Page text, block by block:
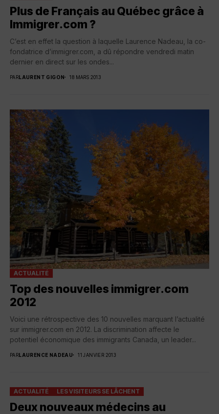
Plus de Français au Québec grâce à
Immigrer.com ?
C’est en effet la question à laquelle Laurence Nadeau, la co-
fondatrice d’immigrer.com, a dû répondre vendredi matin
dernier en direct sur les ondes...
PAR LAURENT GIGON 18 MARS 2013
ACTUALITÉ
Top des nouvelles immigrer.com
2012
Voici une rétrospective des 10 nouvelles marquant l’actualité
sur immigrer.com en 2012. La discrimination affecte le
potentiel économique des immigrants Canada, un leader...
PARLAURENCE NADEAU 11 JANVIER 2013
ACTUALITÉ LES VISITEURS SE LÂCHENT
Deux nouveaux médecins au